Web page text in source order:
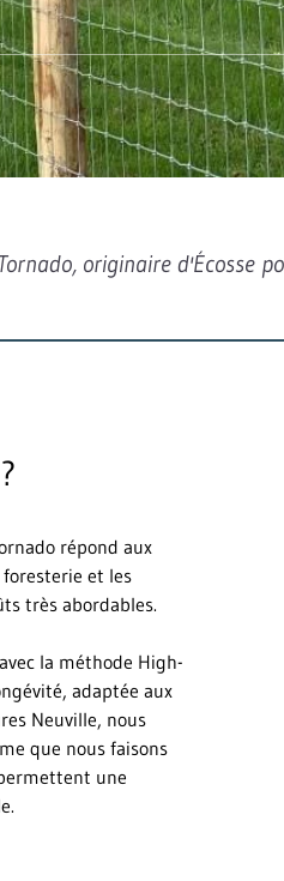
originaire d'Écosse
répond aux
et les
très abordables.
la méthode High-
adaptée aux
Neuville, nous
que nous faisons
une